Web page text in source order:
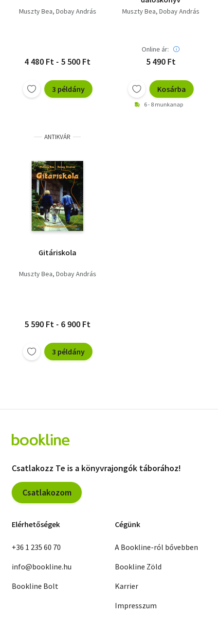
Muszty Bea Dobay András
4 480 Ft - 5 500 Ft
3 példány
Muszty Bea Dobay András
Online ár:
5 490 Ft
Kosárba
6 - 8 munkanap
ANTIKVÁR
Gitáriskola
Muszty Bea Dobay András
5 590 Ft - 6 900 Ft
3 példány
Csatlakozz Te is a könyvrajongók táborához!
Csatlakozom
Elérhetőségek
+36 1 235 60 70
info@bookline.hu
Bookline Bolt
Cégünk
A Bookline-ról bővebben
Bookline Zöld
Karrier
Impresszum